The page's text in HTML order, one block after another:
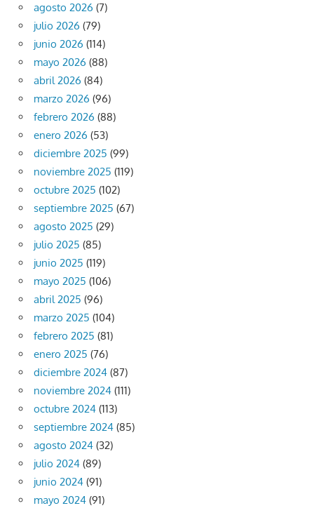
agosto 2026 (7)
julio 2026 (79)
junio 2026 (114)
mayo 2026 (88)
abril 2026 (84)
marzo 2026 (96)
febrero 2026 (88)
enero 2026 (53)
diciembre 2025 (99)
noviembre 2025 (119)
octubre 2025 (102)
septiembre 2025 (67)
agosto 2025 (29)
julio 2025 (85)
junio 2025 (119)
mayo 2025 (106)
abril 2025 (96)
marzo 2025 (104)
febrero 2025 (81)
enero 2025 (76)
diciembre 2024 (87)
noviembre 2024 (111)
octubre 2024 (113)
septiembre 2024 (85)
agosto 2024 (32)
julio 2024 (89)
junio 2024 (91)
mayo 2024 (91)